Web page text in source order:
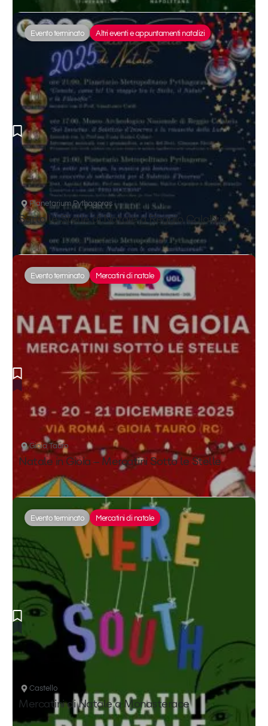
Planetarium Pythagoras
Sotto le Stelle di Natale a Reggio Calabria
Evento terminato Altri eventi e appuntamenti natalizi
Gioia Tauro
Natale in Gioia – Mercatini Sotto le Stelle
Evento terminato Mercatini di natale
Castello
Mercatini di Natale a Monasterace
Evento terminato Mercatini di natale